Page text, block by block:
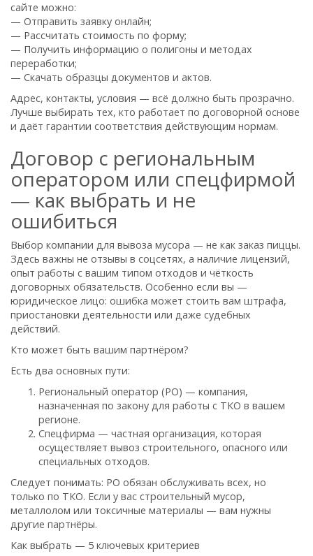
сайте можно:
— Отправить заявку онлайн;
— Рассчитать стоимость по форму;
— Получить информацию о полигоны и методах
переработки;
— Скачать образцы документов и актов.
Адрес, контакты, условия — всё должно быть прозрачно.
Лучше выбирать тех, кто работает по договорной основе
и даёт гарантии соответствия действующим нормам.
Договор с региональным
оператором или спецфирмой
— как выбрать и не
ошибиться
Выбор компании для вывоза мусора — не как заказ пиццы.
Здесь важны не отзывы в соцсетях, а наличие лицензий,
опыт работы с вашим типом отходов и чёткость
договорных обязательств. Особенно если вы —
юридическое лицо: ошибка может стоить вам штрафа,
приостановки деятельности или даже судебных
действий.
Кто может быть вашим партнёром?
Есть два основных пути:
Региональный оператор (РО) — компания,
назначенная по закону для работы с ТКО в вашем
регионе.
Спецфирма — частная организация, которая
осуществляет вывоз строительного, опасного или
специальных отходов.
Следует понимать: РО обязан обслуживать всех, но
только по ТКО. Если у вас строительный мусор,
металлолом или токсичные материалы — вам нужны
другие партнёры.
Как выбрать — 5 ключевых критериев